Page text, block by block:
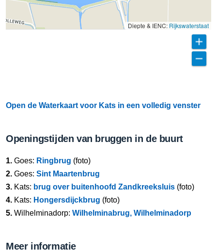
Diepte & IENC: Rijkswaterstaat
Open de Waterkaart voor Kats in een volledig venster
Openingstijden van bruggen in de buurt
1. Goes: Ringbrug (foto)
2. Goes: Sint Maartenbrug
3. Kats: brug over buitenhoofd Zandkreeksluis (foto)
4. Kats: Hongersdijckbrug (foto)
5. Wilhelminadorp: Wilhelminabrug, Wilhelminadorp
Meer informatie